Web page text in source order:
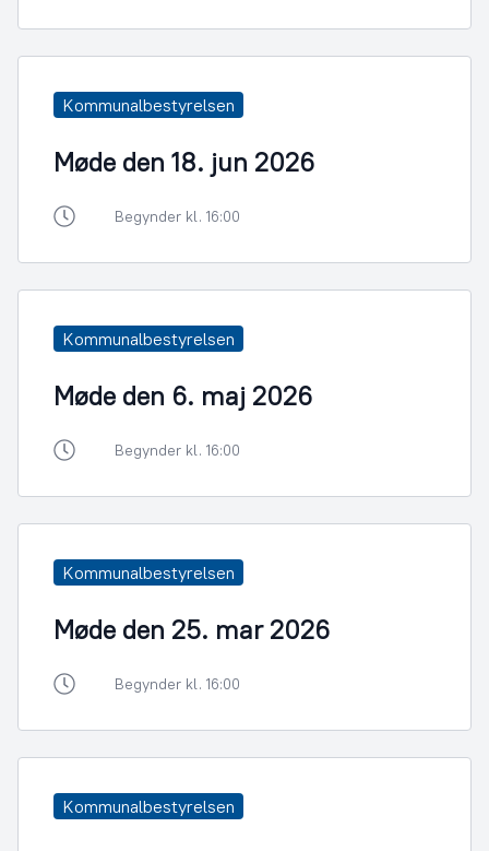
Kommunalbestyrelsen
Møde den 18. jun 2026
Begynder kl. 16:00
Kommunalbestyrelsen
Møde den 6. maj 2026
Begynder kl. 16:00
Kommunalbestyrelsen
Møde den 25. mar 2026
Begynder kl. 16:00
Kommunalbestyrelsen